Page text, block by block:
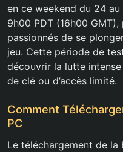
en ce weekend du 24
9h00 PDT (16h00
passionnés de se
jeu. Cette période de
découvrir la lutte
de clé ou d’accès limité.
Comment
PC
Le téléchargement de